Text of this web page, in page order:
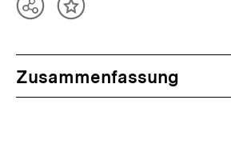
TeilenInhalt
Zusammenfassung